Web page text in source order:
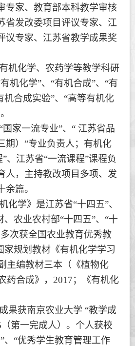
专家、教育部本科教学审核
省发改委项目评议专家、江
议专家、江苏省教学成果奖
化学、农药学等教学科研
机化学”、“有机合成”、“有
机合成实验”、“高等有机化
家一流专业”、“ 江苏省品
期）”专业负责人 ； 有机化
、江苏省“一流课程”课程负
人，主持教改项目多项、发
余篇。
学》是江苏省“十四五”、
、农业农村部“十四五”、“十
次获全国农业教育优秀教
家规划教材《有机化学学习
主编教材三本（《植物化
药合成》，2017；《有机化
获南京农业大学 “教学成
第一完成人）。个人获校
、“优秀学生教育管理工作